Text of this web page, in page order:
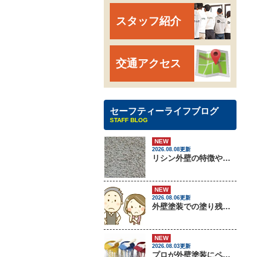
スタッフ紹介
交通アクセス
セーフティーライフブログ
STAFF BLOG
NEW
2026.08.08更新
リシン外壁の特徴やメンテナンス方法を紹介！
NEW
2026.08.06更新
外壁塗装での塗り残しトラブルについて
NEW
2026.08.03更新
プロが外壁塗装にペンキをしない理由